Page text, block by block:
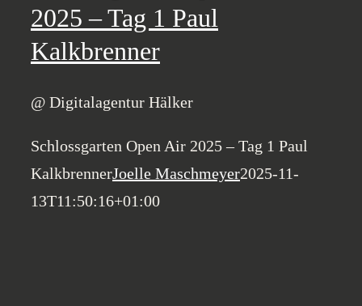
2025 – Tag 1 Paul
Kalkbrenner
@ Digitalagentur Hälker
Schlossgarten Open Air 2025 – Tag 1 Paul
KalkbrennerJoelle Maschmeyer2025-11-
13T11:50:16+01:00